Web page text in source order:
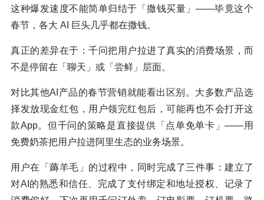
这种爆发速度不能简单归结于「撒钱买量」——毕竟这个
春节，各大 AI 巨头几乎都在撒钱。
真正的差异在于：千问把用户拉进了真实的消费场景，而
不是停留在「聊天」或「尝鲜」层面。
对比其他AI产品的春节营销就能看出区别。大多数产品选
择发放现金红包，用户领完红包后，可能再也不会打开这
款App。但千问的策略是直接提供「点单免单卡」——用
免费奶茶把用户拉进阿里生态的业务场景。
用户在「薅羊毛」的过程中，同时完成了三件事：建立了
对AI的熟悉和信任、完成了支付绑定和地址授权、记录了